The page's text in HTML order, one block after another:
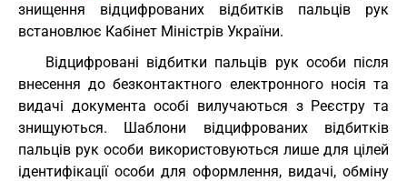
знищення відцифрованих відбитків пальців рук
встановлює Кабінет Міністрів України.
Відцифровані відбитки пальців рук особи після
внесення до безконтактного електронного носія та
видачі документа особі вилучаються з Реєстру та
знищуються. Шаблони відцифрованих відбитків
пальців рук особи використовуються лише для цілей
ідентифікації особи для оформлення, видачі, обміну